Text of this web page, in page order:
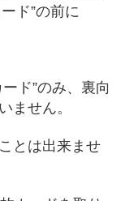
ド”の前に
ド”のみ、裏向
ません。
とは出来ませ